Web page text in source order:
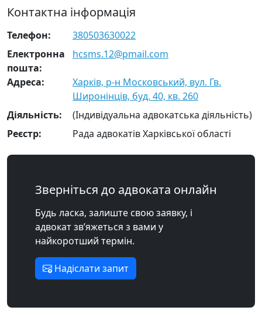
Контактна інформація
Телефон:
380503630022
Електронна
пошта:
hcsms.12@pmail.com
Адреса:
Харків, р-н Московський, вул. Гв.
Широнінців, буд. 40, кв. 260
Діяльність:
(Індивідуальна адвокатська діяльність)
Реєстр:
Рада адвокатів Харківської області
Зверніться до адвоката онлайн
Будь ласка, залиште свою заявку, і
адвокат зв’яжеться з вами у
найкоротший термін.
Надіслати запит